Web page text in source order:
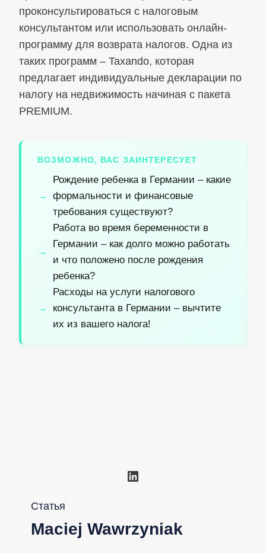
проконсультироваться с налоговым
консультантом или использовать онлайн-
программу для возврата налогов. Одна из
таких программ – Taxando, которая
предлагает индивидуальные декларации по
налогу на недвижимость начиная с пакета
PREMIUM.
ВОЗМОЖНО, ВАС ЗАИНТЕРЕСУЕТ
Рождение ребенка в Германии – какие
формальности и финансовые
требования существуют?
Работа во время беременности в
Германии – как долго можно работать
и что положено после рождения
ребенка?
Расходы на услуги налогового
консультанта в Германии – вычтите
их из вашего налога!
LinkedIn
Статья
Maciej Wawrzyniak